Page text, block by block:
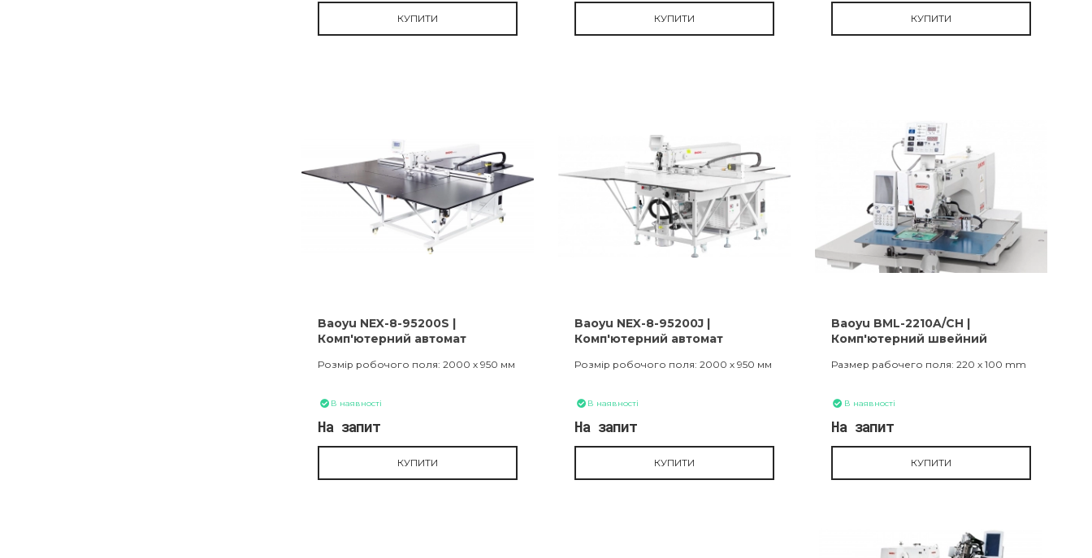
КУПИТИ КУПИТИ КУПИТИ
Baoyu NEX-8-95200S |
Комп'ютерний автомат
Розмір робочого поля: 2000 х 950 мм
В наявності
На запит
КУПИТИ
Baoyu NEX-8-95200J |
Комп'ютерний автомат
Розмір робочого поля: 2000 х 950 мм
В наявності
На запит
КУПИТИ
Baoyu BML-2210A/CH |
Комп'ютерний швейний
Размер рабочего поля: 220 x 100 mm
В наявності
На запит
КУПИТИ